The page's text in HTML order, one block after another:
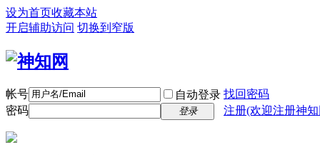
设为首页收藏本站
开启辅助访问 切换到窄版
帐号 自动登录 找回密码
密码
登录 注册(欢迎注册神